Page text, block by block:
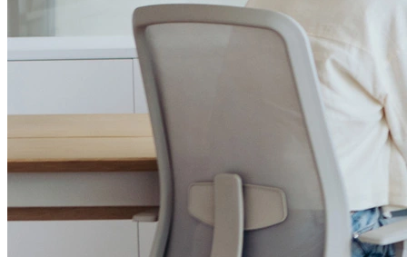
Canal de Ética
Código Corporativo de Conduta Ética
Compromisso com o Meio Ambiente
Educação Financeira
Ouvidoria
Política de Prevenção à Lavagem de Dinheiro
Política de Privacidade
Política de Segurança da Informação
Relatório de Transparência Salarial
Regulamento do Arranjo PAT
Soluções
Gestão de VT
Soluções de Pagamentos